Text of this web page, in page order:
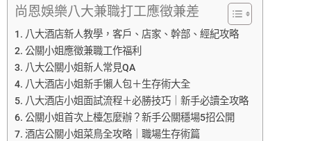
尚恩娛樂八大兼職打工應徵兼差
八大酒店新人教學，客戶、店家、幹部、經紀攻略
公關小姐應徵兼職工作福利
八大公關小姐新人常見QA
八大酒店小姐新手懶人包＋生存術大全
八大酒店小姐面試流程＋必勝技巧｜新手必讀全攻略
公關小姐首次上檯怎麼辦？新手公關穩場5招公開
酒店公關小姐菜鳥全攻略｜職場生存術篇